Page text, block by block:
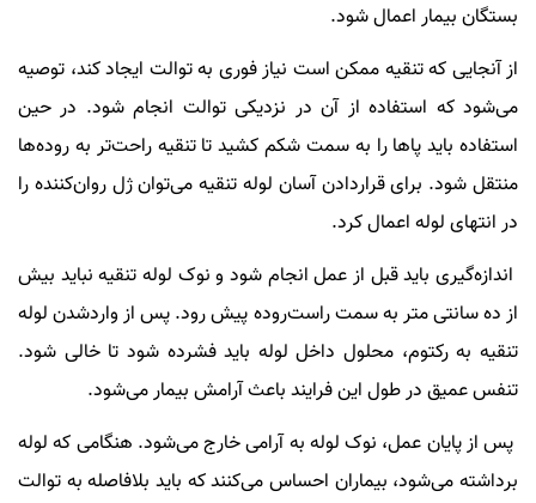
بستگان بیمار اعمال شود.
از آنجایی که تنقیه ممکن است نیاز فوری به توالت ایجاد کند، توصیه
می‌شود که استفاده از آن در نزدیکی توالت انجام شود. در حین
استفاده باید پاها را به سمت شکم کشید تا تنقیه راحت‌تر به روده‌ها
منتقل شود. برای قراردادن آسان لوله تنقیه می‌توان ژل روان‌کننده را
در انتهای لوله اعمال کرد.
اندازه‌گیری باید قبل از عمل انجام شود و نوک لوله تنقیه نباید بیش
از ده سانتی متر به سمت راست‌روده پیش رود. پس از واردشدن لوله
تنقیه به رکتوم، محلول داخل لوله باید فشرده شود تا خالی شود.
تنفس عمیق در طول این فرایند باعث آرامش بیمار می‌شود.
پس از پایان عمل، نوک لوله به آرامی خارج می‌شود. هنگامی که لوله
برداشته می‌شود، بیماران احساس می‌کنند که باید بلافاصله به توالت